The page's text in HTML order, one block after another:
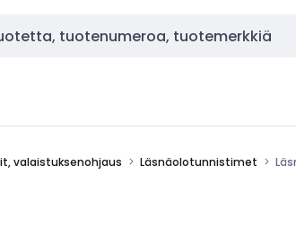
valaistuksenohjaus Läsnäolotunnistimet